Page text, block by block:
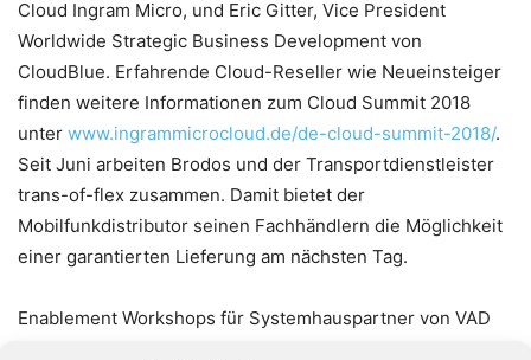
Cloud Ingram Micro, und Eric Gitter, Vice President
Worldwide Strategic Business Development von
CloudBlue. Erfahrende Cloud-Reseller wie Neueinsteiger
finden weitere Informationen zum Cloud Summit 2018
unter www.ingrammicrocloud.de/de-cloud-summit-2018/.
Seit Juni arbeiten Brodos und der Transportdienstleister
trans-of-flex zusammen. Damit bietet der
Mobilfunkdistributor seinen Fachhändlern die Möglichkeit
einer garantierten Lieferung am nächsten Tag.
Enablement Workshops für Systemhauspartner von VAD